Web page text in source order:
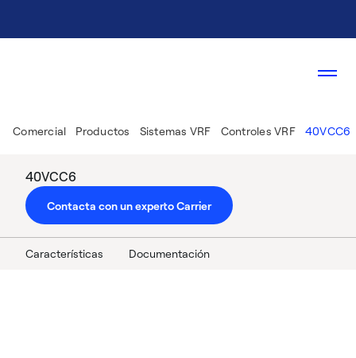
Comercial Productos Sistemas VRF Controles VRF 40VCC6
40VCC6
Contacta con un experto Carrier
Características Documentación